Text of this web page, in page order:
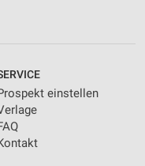
einstellen